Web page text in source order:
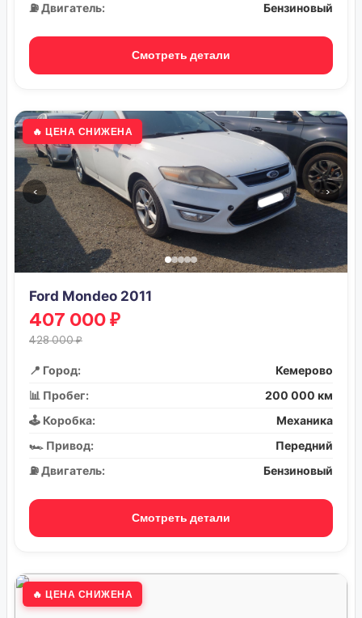
⛽ Двигатель:
Бензиновый
Смотреть детали
🔥 ЦЕНА СНИЖЕНА
‹ ›
Ford Mondeo 2011
407 000 ₽
428 000 ₽
📍 Город:
Кемерово
📊 Пробег:
200 000 км
🕹️ Коробка:
Механика
🏎️ Привод:
Передний
⛽ Двигатель:
Бензиновый
Смотреть детали
🔥 ЦЕНА СНИЖЕНА